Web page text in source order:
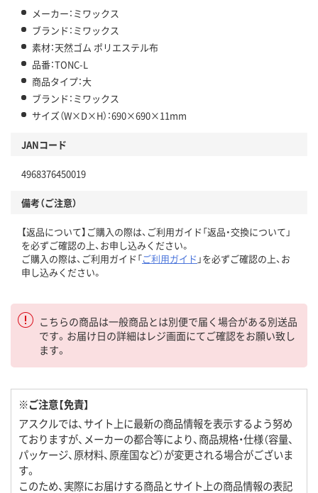
メーカー：ミワックス
ブランド：ミワックス
素材：天然ゴム ポリエステル布
品番：TONC-L
商品タイプ：大
ブランド：ミワックス
サイズ（W×D×H）：690×690×11mm
JANコード
4968376450019
備考（ご注意）
【返品について】ご購入の際は、ご利用ガイド「返品・交換について」
を必ずご確認の上、お申し込みください。
ご購入の際は、ご利用ガイド「ご利用ガイド 」を必ずご確認の上、お
申し込みください。
こちらの商品は一般商品とは別便で届く場合がある別送品
です。お届け日の詳細はレジ画面にてご確認をお願い致し
ます。
※ご注意【免責】
アスクルでは、サイト上に最新の商品情報を表示するよう努め
ておりますが、メーカーの都合等により、商品規格・仕様（容量、
パッケージ、原材料、原産国など）が変更される場合がございま
す。
このため、実際にお届けする商品とサイト上の商品情報の表記